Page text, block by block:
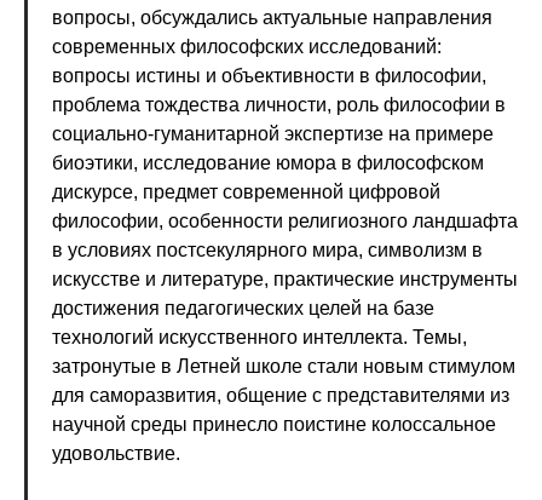
вопросы, обсуждались актуальные направления
современных философских исследований:
вопросы истины и объективности в философии,
проблема тождества личности, роль философии в
социально-гуманитарной экспертизе на примере
биоэтики, исследование юмора в философском
дискурсе, предмет современной цифровой
философии, особенности религиозного ландшафта
в условиях постсекулярного мира, символизм в
искусстве и литературе, практические инструменты
достижения педагогических целей на базе
технологий искусственного интеллекта. Темы,
затронутые в Летней школе стали новым стимулом
для саморазвития, общение с представителями из
научной среды принесло поистине колоссальное
удовольствие.